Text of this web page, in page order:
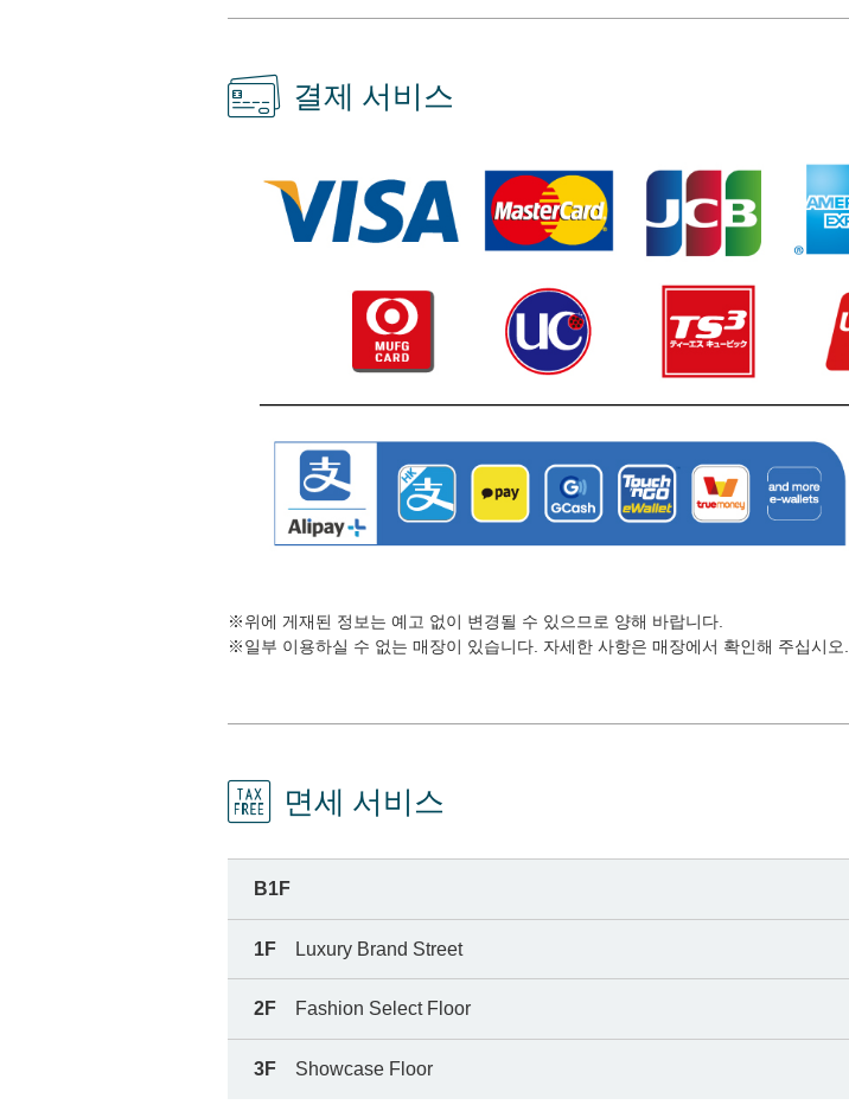
결제 서비스
※위에 게재된 정보는 예고 없이 변경될 수 있으므로 양해 바랍니다.
※일부 이용하실 수 없는 매장이 있습니다. 자세한 사항은 매장에서 확인해 주십시오.
면세 서비스
B1F
1F Luxury Brand Street
2F Fashion Select Floor
3F Showcase Floor